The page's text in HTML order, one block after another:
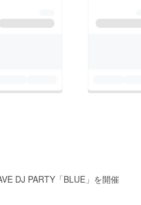
DJ PARTY「BLUE」を開催